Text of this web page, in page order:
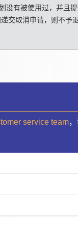
没有被使用过，并且
交取消申请，则不予退
service team